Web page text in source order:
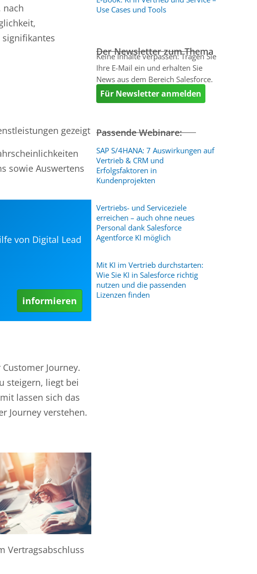
nach
gezeigt
sowie Auswertens
von Digital Lead
informieren
Journey.
steigern, liegt bei
lassen sich das
Journey verstehen.
Vertragsabschluss
Use Cases und Tools
Der Newsletter zum Thema
Keine Inhalte verpassen: Tragen Sie
Ihre E-Mail ein und erhalten Sie
News aus dem Bereich Salesforce.
Für Newsletter anmelden
Passende Webinare:
SAP S/4HANA: 7 Auswirkungen auf
Vertrieb & CRM und
Erfolgsfaktoren in
Kundenprojekten
Vertriebs- und Serviceziele
erreichen – auch ohne neues
Personal dank Salesforce
Agentforce KI möglich
Mit KI im Vertrieb durchstarten:
Wie Sie KI in Salesforce richtig
nutzen und die passenden
Lizenzen finden